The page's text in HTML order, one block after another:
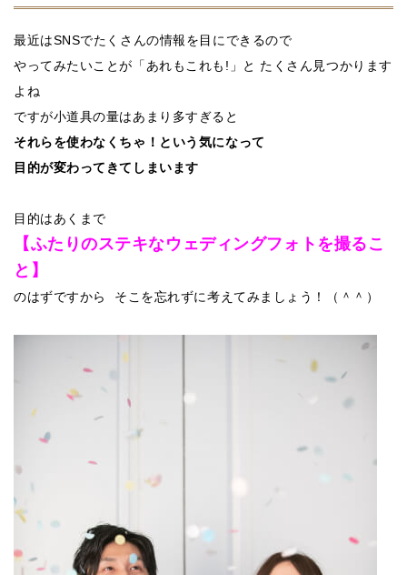
最近はSNSでたくさんの情報を目にできるので
やってみたいことが「あれもこれも!」と たくさん見つかります
よね
ですが小道具の量はあまり多すぎると
それらを使わなくちゃ！という気になって
目的が変わってきてしまいます
目的はあくまで
【ふたりのステキなウェディングフォトを撮るこ
と】
のはずですから そこを忘れずに考えてみましょう！（＾＾）